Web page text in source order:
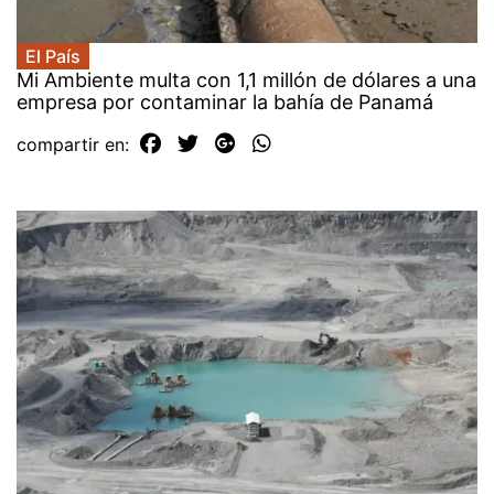
El País
Mi Ambiente multa con 1,1 millón de dólares a una
empresa por contaminar la bahía de Panamá
compartir en: